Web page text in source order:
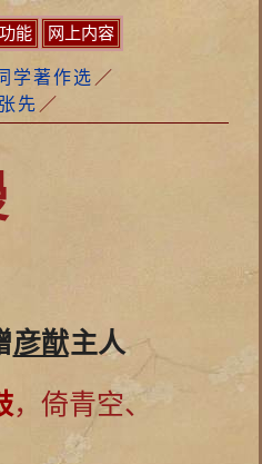
能 网上内容
学著作选 ／
张先 ／
彦猷主人
，倚青空、